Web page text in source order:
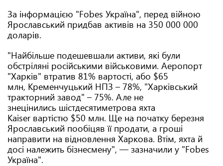
За інформацією "Fobes Україна", перед війною
Ярославський придбав активів на 350 000 000
доларів.
"Найбільше подешевшали активи, які були
обстріляні російськими військовими. Аеропорт
"Харків" втратив 81% вартості, або $65
млн, Кременчуцький НПЗ – 78%, "Харківський
тракторний завод" – 75%. Але не
знецінились шістдесятиметрова яхта
Kaiser вартістю $50 млн. Ще на початку березня
Ярославський пообіцяв її продати, а гроші
направити на відновлення Харкова. Втім, яхта й
досі належить бізнесмену", — зазначили у "Fobes
Україна".